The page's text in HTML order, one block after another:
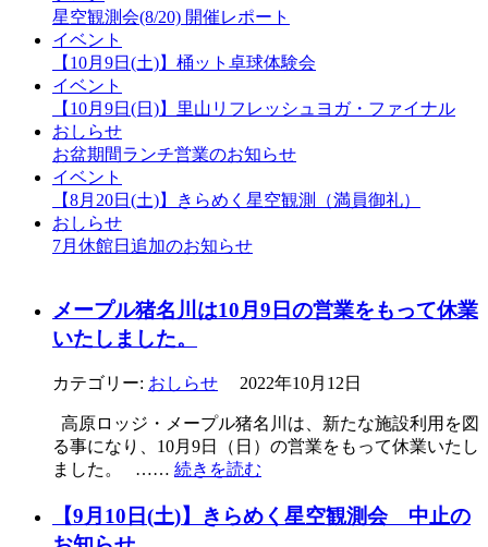
星空観測会(8/20) 開催レポート
イベント
【10月9日(土)】桶ット卓球体験会
イベント
【10月9日(日)】里山リフレッシュヨガ・ファイナル
おしらせ
お盆期間ランチ営業のお知らせ
イベント
【8月20日(土)】きらめく星空観測（満員御礼）
おしらせ
7月休館日追加のお知らせ
メープル猪名川は10月9日の営業をもって休業
いたしました。
カテゴリー: おしらせ 2022年10月12日
高原ロッジ・メープル猪名川は、新たな施設利用を図
る事になり、10月9日（日）の営業をもって休業いたし
ました。 …… 続きを読む
【9月10日(土)】きらめく星空観測会 中止の